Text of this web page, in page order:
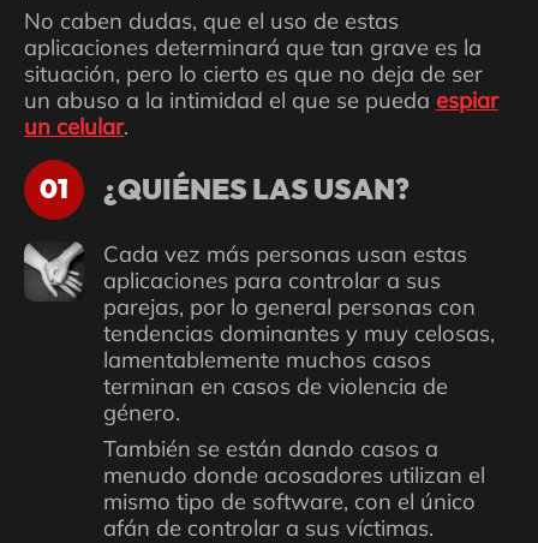
No caben dudas, que el uso de estas
aplicaciones determinará que tan grave es la
situación, pero lo cierto es que no deja de ser
un abuso a la intimidad el que se pueda espiar
un celular.
01 ¿QUIÉNES LAS USAN?
Cada vez más personas usan estas
aplicaciones para controlar a sus
parejas, por lo general personas con
tendencias dominantes y muy celosas,
lamentablemente muchos casos
terminan en casos de violencia de
género.
También se están dando casos a
menudo donde acosadores utilizan el
mismo tipo de software, con el único
afán de controlar a sus víctimas.